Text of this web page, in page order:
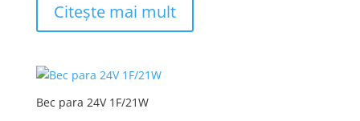
Citește mai mult
Bec para 24V 1F/21W